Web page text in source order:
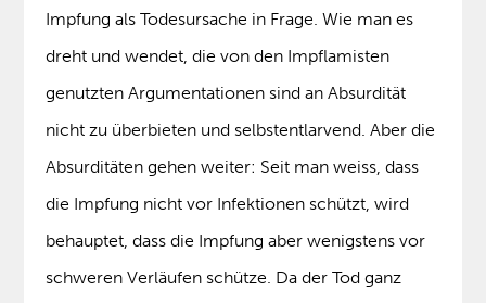
Impfung als Todesursache in Frage. Wie man es
dreht und wendet, die von den Impflamisten
genutzten Argumentationen sind an Absurdität
nicht zu überbieten und selbstentlarvend. Aber die
Absurditäten gehen weiter: Seit man weiss, dass
die Impfung nicht vor Infektionen schützt, wird
behauptet, dass die Impfung aber wenigstens vor
schweren Verläufen schütze. Da der Tod ganz